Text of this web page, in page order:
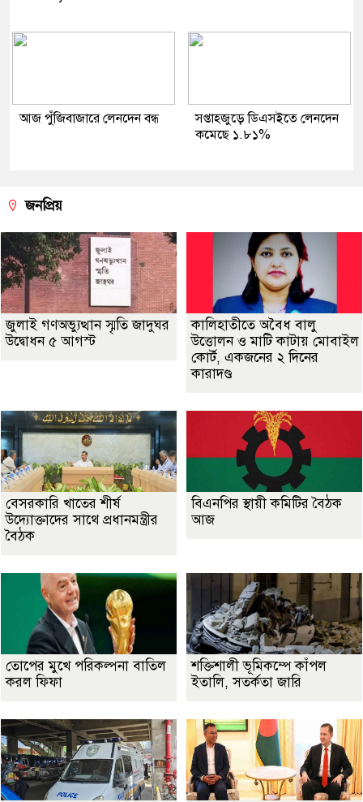
আজ পুঁজিবাজারে লেনদেন বন্ধ
সপ্তাহজুড়ে ডিএসইতে লেনদেন
কমেছে ১.৮১%
জনপ্রিয়
জুলাই গণঅভ্যুত্থান স্মৃতি জাদুঘর
উদ্বোধন ৫ আগস্ট
কালিহাতীতে অবৈধ বালু
উত্তোলন ও মাটি কাটায় মোবাইল
কোর্ট, একজনের ২ দিনের
কারাদণ্ড
বেসরকারি খাতের শীর্ষ
উদ্যোক্তাদের সাথে প্রধানমন্ত্রীর
বৈঠক
বিএনপির স্থায়ী কমিটির বৈঠক
আজ
তোপের মুখে পরিকল্পনা বাতিল
করল ফিফা
শক্তিশালী ভূমিকম্পে কাঁপল
ইতালি, সতর্কতা জারি